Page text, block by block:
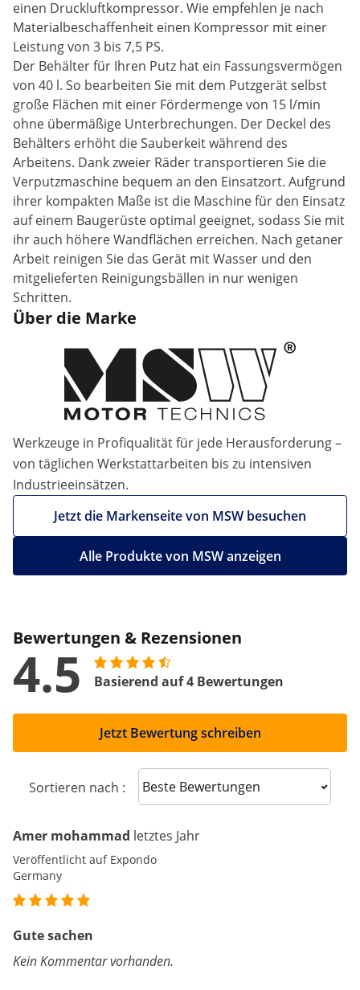
einen Druckluftkompressor. Wie empfehlen je nach
Materialbeschaffenheit einen Kompressor mit einer
Leistung von 3 bis 7,5 PS.
Der Behälter für Ihren Putz hat ein Fassungsvermögen
von 40 l. So bearbeiten Sie mit dem Putzgerät selbst
große Flächen mit einer Fördermenge von 15 l/min
ohne übermäßige Unterbrechungen. Der Deckel des
Behälters erhöht die Sauberkeit während des
Arbeitens. Dank zweier Räder transportieren Sie die
Verputzmaschine bequem an den Einsatzort. Aufgrund
ihrer kompakten Maße ist die Maschine für den Einsatz
auf einem Baugerüste optimal geeignet, sodass Sie mit
ihr auch höhere Wandflächen erreichen. Nach getaner
Arbeit reinigen Sie das Gerät mit Wasser und den
mitgelieferten Reinigungsbällen in nur wenigen
Schritten.
Über die Marke
Werkzeuge in Profiqualität für jede Herausforderung –
von täglichen Werkstattarbeiten bis zu intensiven
Industrieeinsätzen.
Jetzt die Markenseite von MSW besuchen
Alle Produkte von MSW anzeigen
Bewertungen & Rezensionen
4.5 Basierend auf 4 Bewertungen
Jetzt Bewertung schreiben
Sortieren nach : Sort reviews
Amer mohammad letztes Jahr
Veröffentlicht auf Expondo
Germany
Gute sachen
Kein Kommentar vorhanden.